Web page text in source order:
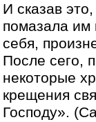
И сказав
помазала им
себя,
После сего,
некоторые
крещения
Господу».